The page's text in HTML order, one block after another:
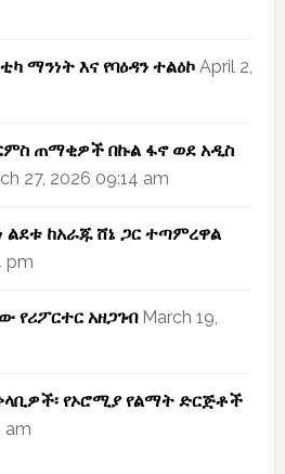
ማንነት እና የባዕዳን ተልዕኮ April 2,
ጠማቂዎች በኩል ፋኖ ወደ አዲስ
27, 2026 09:14 am
ልደቱ ከአራጁ ሸኔ ጋር ተጣምረዋል
pm
የሪፖርተር አዘጋገብ March 19,
የኦሮሚያ የልማት ድርጅቶች
am